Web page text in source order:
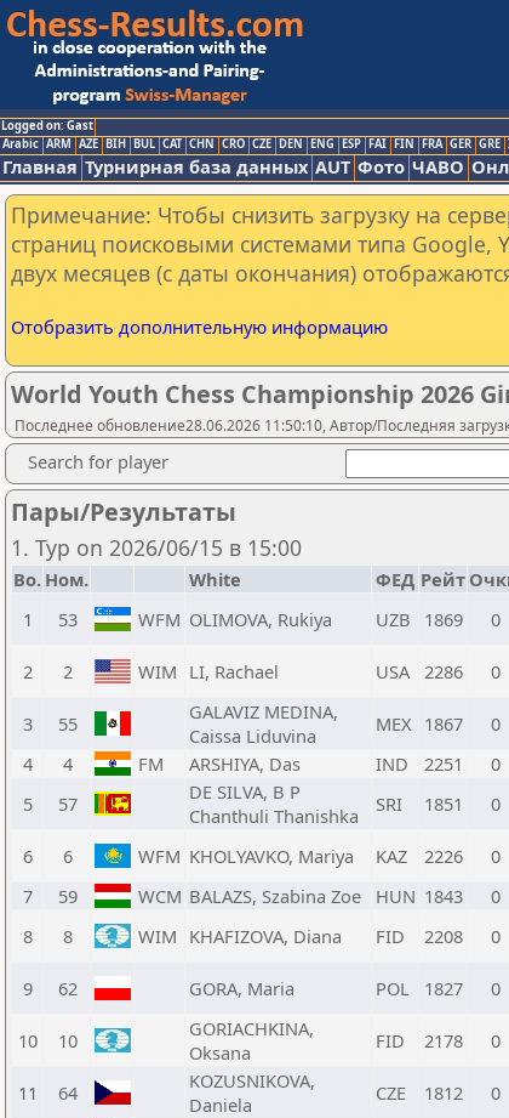
Logged on: Gast
Arabic ARM AZE BIH BUL CAT CHN CRO CZE DEN ENG ESP FAI FIN FRA GER GRE
Главная Турнирная база данных AUT Фото ЧАВО
Примечание: Чтобы снизить загрузку на
страниц поисковыми системами типа Google,
двух месяцев (с даты окончания)
Отобразить дополнительную информацию
World Youth Chess Championship 2026
Последнее обновление28.06.2026 11:50:10, Автор/Последняя
Search for player
Пары/Результаты
1. Тур on 2026/06/15 в 15:00
Bo. Ном. White ФЕД Рейт
1
53 WFM OLIMOVA, Rukiya UZB 1869 0
2 2 WIM LI, Rachael USA 2286 0
3 55
GALAVIZ MEDINA,
Caissa Liduvina
MEX 1867 0
4
4 FM ARSHIYA, Das IND 2251 0
5
57
DE SILVA, B P
Chanthuli Thanishka
SRI 1851 0
6 6 WFM KHOLYAVKO, Mariya KAZ 2226 0
7
59 WCM BALAZS, Szabina Zoe HUN 1843 0
8
8 WIM KHAFIZOVA, Diana FID 2208 0
9 62 GORA, Maria POL 1827 0
10 10
GORIACHKINA,
Oksana
FID 2178 0
11 64
KOZUSNIKOVA,
Daniela
CZE 1812 0